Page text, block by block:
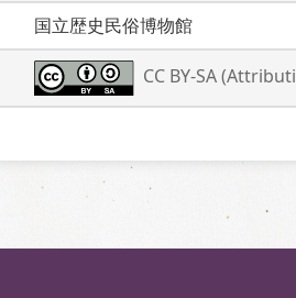
国立歴史民俗博物館
CC BY-SA